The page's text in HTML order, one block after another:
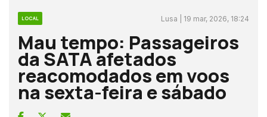
LOCAL Lusa | 19 mar, 2026, 18:24
Mau tempo: Passageiros
da SATA afetados
reacomodados em voos
na sexta-feira e sábado